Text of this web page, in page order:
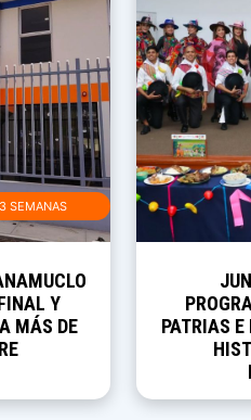
SEMANAS
Y
MÁS DE
PATRIAS